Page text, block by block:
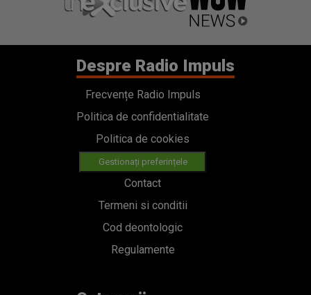
Despre Radio Impuls
Frecvențe Radio Impuls
Politica de confidentialitate
Politica de cookies
Gestionați preferințele
Contact
Termeni si conditii
Cod deontologic
Regulamente